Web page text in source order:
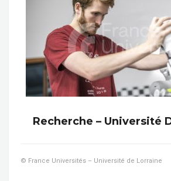
Recherche – Université
© France Universités – Université de Lorraine